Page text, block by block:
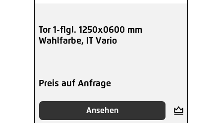
Tor 1-flgl. 1250x0600 mm
Wahlfarbe, IT Vario
Preis auf Anfrage
Ansehen